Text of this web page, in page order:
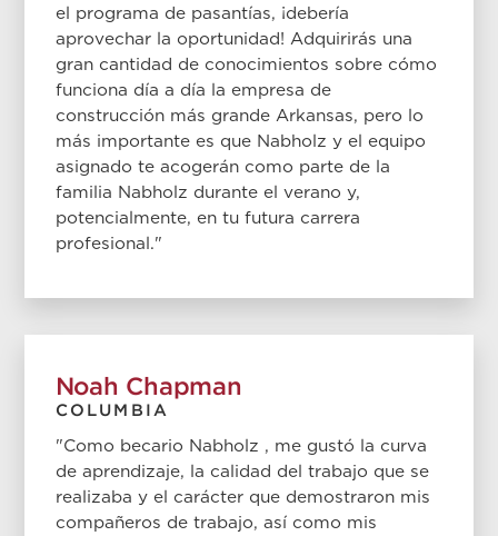
el programa de pasantías, ¡debería
aprovechar la oportunidad! Adquirirás una
gran cantidad de conocimientos sobre cómo
funciona día a día la empresa de
construcción más grande Arkansas, pero lo
más importante es que Nabholz y el equipo
asignado te acogerán como parte de la
familia Nabholz durante el verano y,
potencialmente, en tu futura carrera
profesional."
Noah Chapman
COLUMBIA
"Como becario Nabholz , me gustó la curva
de aprendizaje, la calidad del trabajo que se
realizaba y el carácter que demostraron mis
compañeros de trabajo, así como mis